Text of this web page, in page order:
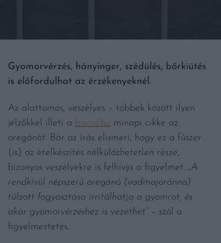
Gyomorvérzés, hányinger, szédülés, bőrkiütés
is előfordulhat az érzékenyeknél.
Az alattomos, veszélyes – többek között ilyen
jelzőkkel illeti a bama.hu minapi cikke az
oregánót. Bár az írás elismeri, hogy ez a fűszer
(is) az ételkészítés nélkülözhetetlen része,
bizonyos veszélyekre is felhívja a figyelmet. „A
rendkívül népszerű oregánó (vadmajoránna)
túlzott fogyasztása irritálhatja a gyomrot, és
akár gyomorvérzéshez is vezethet”
– szól a
figyelmeztetés.